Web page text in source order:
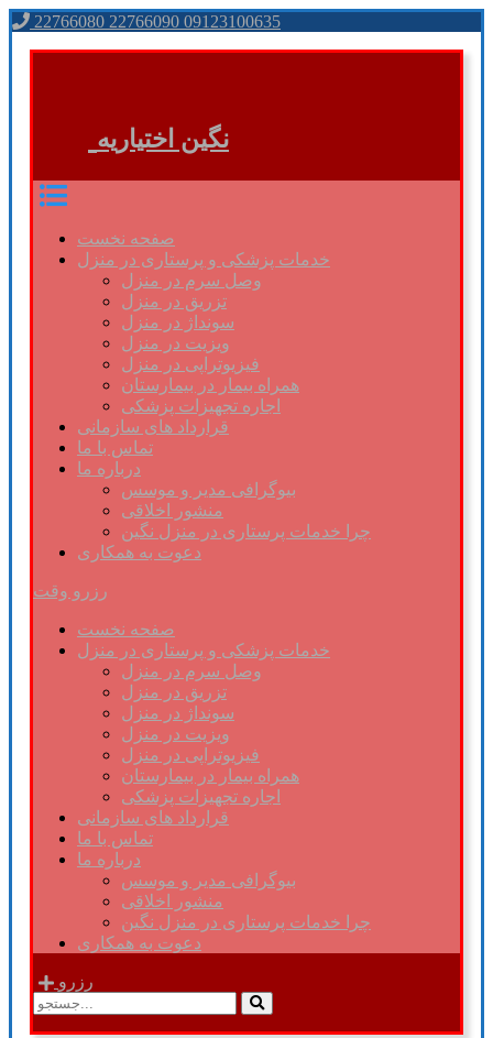
22766080 22766090 09123100635
نگین اختیاریه
صفحه نخست
خدمات پزشکی و پرستاری در منزل
وصل سرم در منزل
تزریق در منزل
سونداژ در منزل
ویزیت در منزل
فیزیوتراپی در منزل
همراه بیمار در بیمارستان
اجاره تجهیزات پزشکی
قرارداد های سازمانی
تماس با ما
درباره ما
بیوگرافی مدیر و موسس
منشور اخلاقی
چرا خدمات پرستاری در منزل نگین
دعوت به همکاری
رزرو وقت
صفحه نخست
خدمات پزشکی و پرستاری در منزل
وصل سرم در منزل
تزریق در منزل
سونداژ در منزل
ویزیت در منزل
فیزیوتراپی در منزل
همراه بیمار در بیمارستان
اجاره تجهیزات پزشکی
قرارداد های سازمانی
تماس با ما
درباره ما
بیوگرافی مدیر و موسس
منشور اخلاقی
چرا خدمات پرستاری در منزل نگین
دعوت به همکاری
رزرو